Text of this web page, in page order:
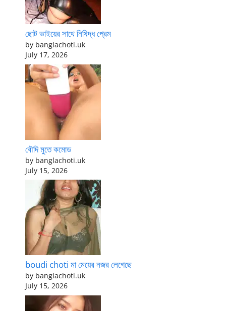
ছোট ভাইয়ের সাথে নিষিদ্ধ প্রেম
by banglachoti.uk
July 17, 2026
বৌদি মুতে কমোড
by banglachoti.uk
July 15, 2026
boudi choti মা মেয়ের নজর লেগেছে
by banglachoti.uk
July 15, 2026